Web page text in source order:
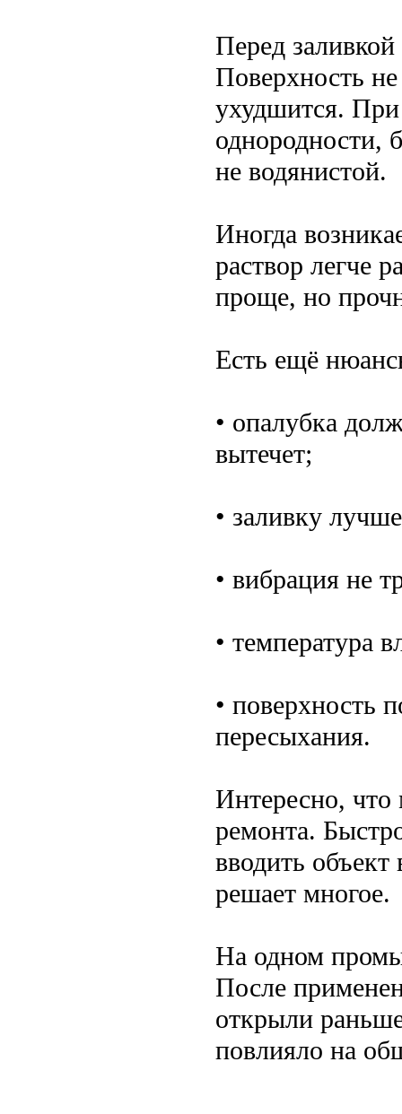
Перед
Поверхность
ухудшится.
однородности,
не водянистой.
Иногда
раствор легче
проще, но
Есть ещё
• опалубка
вытечет;
• заливку
• вибрация не
• температура
• поверхность
пересыхания.
Интересно, что
ремонта.
вводить
решает многое.
На одном
После
открыли
повлияло на